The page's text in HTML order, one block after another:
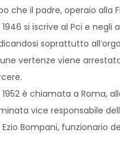
che il padre, operaio alla
1946 si iscrive al Pci e
soprattutto
vertenze viene
1952 è chiamata a Roma,
vice responsabile
Bompani, funzionario